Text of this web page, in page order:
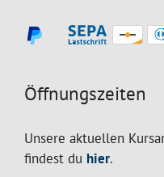
Öffnungszeiten
Unsere aktuellen
findest du hier.